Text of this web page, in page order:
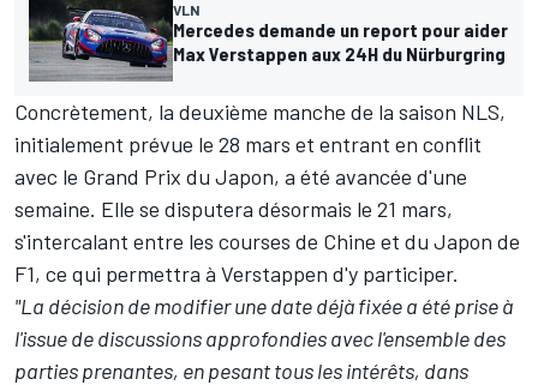
VLN
Mercedes demande un report pour aider
Max Verstappen aux 24H du Nürburgring
Concrètement, la deuxième manche de la saison NLS,
initialement prévue le 28 mars et entrant en conflit
avec le Grand Prix du Japon, a été avancée d'une
semaine. Elle se disputera désormais le 21 mars,
s'intercalant entre les courses de Chine et du Japon de
F1, ce qui permettra à Verstappen d'y participer.
"La décision de modifier une date déjà fixée a été prise à
l'issue de discussions approfondies avec l'ensemble des
parties prenantes, en pesant tous les intérêts, dans